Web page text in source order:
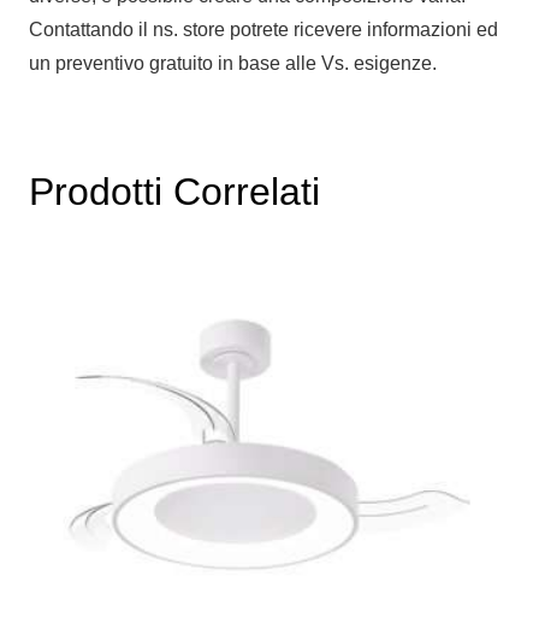
Contattando il ns. store potrete ricevere informazioni ed
un preventivo gratuito in base alle Vs. esigenze.
Prodotti Correlati